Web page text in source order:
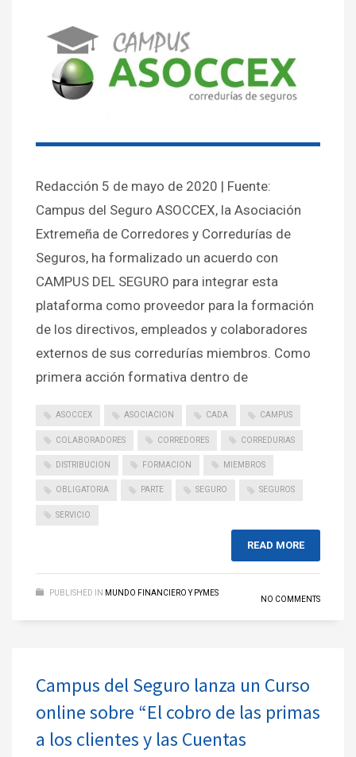
Redacción 5 de mayo de 2020 | Fuente:
Campus del Seguro ASOCCEX, la Asociación
Extremeña de Corredores y Corredurías de
Seguros, ha formalizado un acuerdo con
CAMPUS DEL SEGURO para integrar esta
plataforma como proveedor para la formación
de los directivos, empleados y colaboradores
externos de sus corredurías miembros. Como
primera acción formativa dentro de
ASOCCEX ASOCIACION CADA CAMPUS
COLABORADORES CORREDORES CORREDURIAS
DISTRIBUCION FORMACION MIEMBROS
OBLIGATORIA PARTE SEGURO SEGUROS
SERVICIO
READ MORE
PUBLISHED IN MUNDO FINANCIERO Y PYMES
NO COMMENTS
Campus del Seguro lanza un Curso
online sobre “El cobro de las primas
a los clientes y las Cuentas